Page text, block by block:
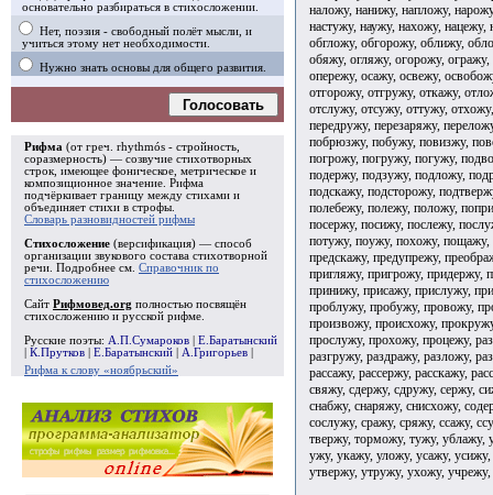
основательно разбираться в стихосложении.
Нет, поэзия - свободный полёт мысли, и
учиться этому нет необходимости.
Нужно знать основы для общего развития.
Голосовать
Рифма (от греч. rhythmós - стройность,
соразмерность) — созвучие стихотворных
строк, имеющее фоническое, метрическое и
композиционное значение. Рифма
подчёркивает границу между стихами и
объединяет стихи в строфы
Словарь разновидностей рифмы
Стихосложение (версификация) — способ
организации звукового состава стихотворной
речи. Подробнее см. Справочник по
стихосложению
Сайт Рифмовед.org полностью посвящён
стихосложению и русской рифме.
Русские поэты: А.П.Сумароков
Е.Баратынский
К.Прутков Е.Баратынский А.Григорьев
Рифма к слову «ноябрьский»
наложу, нанижу, напложу,
настужу, наужу, нахожу,
обгложу, обгорожу, оближу,
обяжу, огляжу, огорожу,
опережу, осажу, освежу,
отгорожу, отгружу, откажу,
отслужу, отсужу, оттужу,
передружу, перезаряжу,
побрюзжу, побужу, повизжу,
погрожу, погружу, погужу,
подержу, подзужу, подложу,
подскажу, подсторожу,
полебежу, полежу, положу,
посержу, посижу, послежу,
потужу, поужу, похожу, пощажу,
предскажу, предупрежу,
пригляжу, пригрожу, придержу,
принижу, присажу, прислужу,
проблужу, пробужу, провожу,
произвожу, происхожу,
прослужу, прохожу, процежу,
разгружу, раздражу, разложу,
рассажу, рассержу, расскажу,
свяжу, сдержу, сдружу, сержу,
снабжу, снаряжу, снисхожу,
сослужу, сражу, сряжу, ссажу,
твержу, торможу, тужу, ублажу,
ужу, укажу, уложу, усажу,
утвержу, утружу, ухожу,